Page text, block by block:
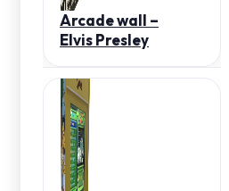
Arcade wall –
Elvis Presley